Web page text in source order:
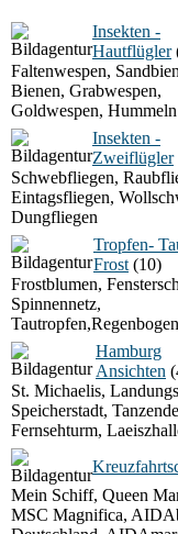
Insekten -
Hautflügler
Faltenwespen,
Bienen, Grabwespen,
Goldwespen, Hummeln
Insekten -
Zweiflügler
Schwebfliegen,
Eintagsfliegen,
Dungfliegen
Tropfen-
Frost (10)
Frostblumen,
Spinnennetz,
Hamburg
Ansichten
St. Michaelis,
Speicherstadt,
Fernsehturm,
Mein Schiff, Queen
MSC Magnifica,